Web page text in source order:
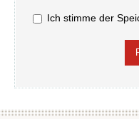
Ich stimme der